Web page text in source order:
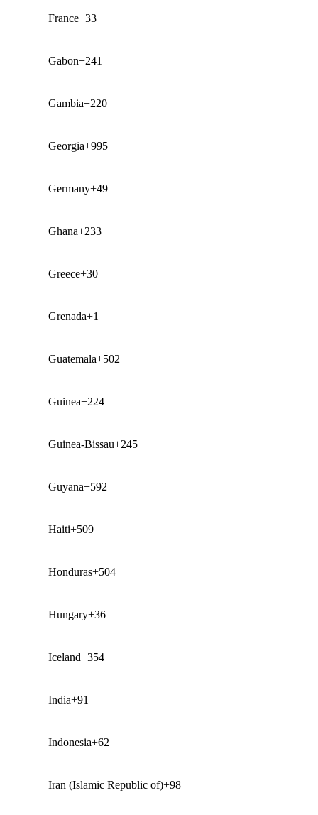
France+33
Gabon+241
Gambia+220
Georgia+995
Germany+49
Ghana+233
Greece+30
Grenada+1
Guatemala+502
Guinea+224
Guinea-Bissau+245
Guyana+592
Haiti+509
Honduras+504
Hungary+36
Iceland+354
India+91
Indonesia+62
Iran (Islamic Republic of)+98